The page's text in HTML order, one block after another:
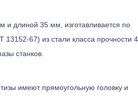
и длиной 35 мм, изготавливается по
67) из стали класса прочности
станков.
имеют прямоугольную головку и